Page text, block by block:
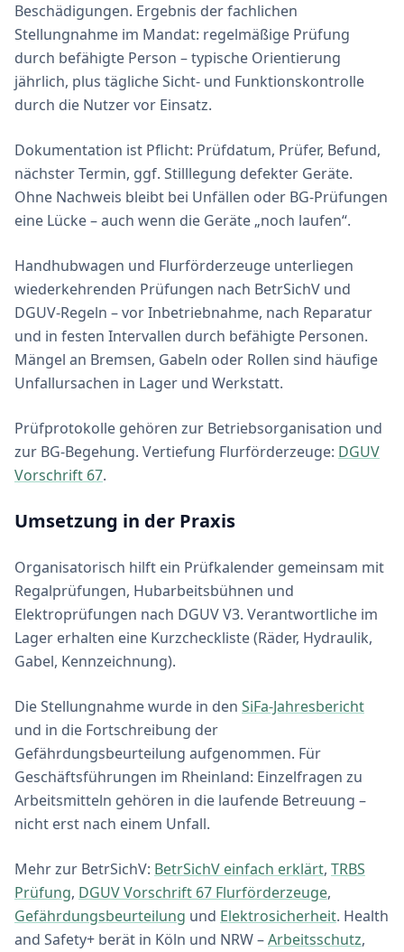
Beschädigungen. Ergebnis der fachlichen
Stellungnahme im Mandat: regelmäßige Prüfung
durch befähigte Person – typische Orientierung
jährlich, plus tägliche Sicht- und Funktionskontrolle
durch die Nutzer vor Einsatz.
Dokumentation ist Pflicht: Prüfdatum, Prüfer, Befund,
nächster Termin, ggf. Stilllegung defekter Geräte.
Ohne Nachweis bleibt bei Unfällen oder BG-Prüfungen
eine Lücke – auch wenn die Geräte „noch laufen“.
Handhubwagen und Flurförderzeuge unterliegen
wiederkehrenden Prüfungen nach BetrSichV und
DGUV-Regeln – vor Inbetriebnahme, nach Reparatur
und in festen Intervallen durch befähigte Personen.
Mängel an Bremsen, Gabeln oder Rollen sind häufige
Unfallursachen in Lager und Werkstatt.
Prüfprotokolle gehören zur Betriebsorganisation und
zur BG-Begehung. Vertiefung Flurförderzeuge: DGUV
Vorschrift 67.
Umsetzung in der Praxis
Organisatorisch hilft ein Prüfkalender gemeinsam mit
Regalprüfungen, Hubarbeitsbühnen und
Elektroprüfungen nach DGUV V3. Verantwortliche im
Lager erhalten eine Kurzcheckliste (Räder, Hydraulik,
Gabel, Kennzeichnung).
Die Stellungnahme wurde in den SiFa-Jahresbericht
und in die Fortschreibung der
Gefährdungsbeurteilung aufgenommen. Für
Geschäftsführungen im Rheinland: Einzelfragen zu
Arbeitsmitteln gehören in die laufende Betreuung –
nicht erst nach einem Unfall.
Mehr zur BetrSichV: BetrSichV einfach erklärt, TRBS
Prüfung, DGUV Vorschrift 67 Flurförderzeuge,
Gefährdungsbeurteilung und Elektrosicherheit. Health
and Safety+ berät in Köln und NRW –Arbeitsschutz,